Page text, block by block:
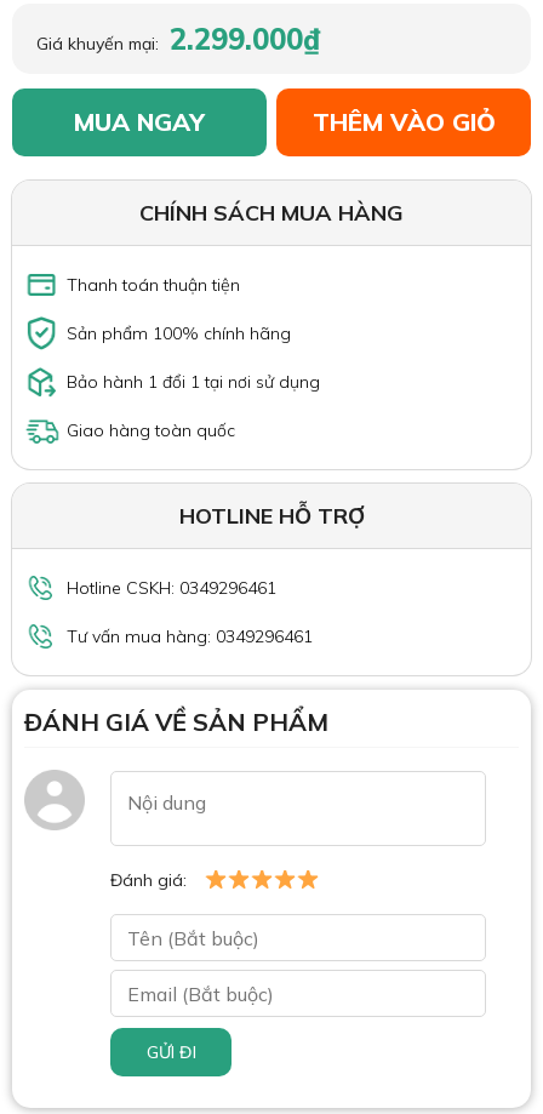
Giá khuyến mại: 2.299.000₫
MUA NGAY THÊM VÀO GIỎ
CHÍNH SÁCH MUA HÀNG
Thanh toán thuận tiện
Sản phẩm 100% chính hãng
Bảo hành 1 đổi 1 tại nơi sử dụng
Giao hàng toàn quốc
HOTLINE HỖ TRỢ
Hotline CSKH: 0349296461
Tư vấn mua hàng: 0349296461
ĐÁNH GIÁ VỀ SẢN PHẨM
Đánh giá:
GỬI ĐI